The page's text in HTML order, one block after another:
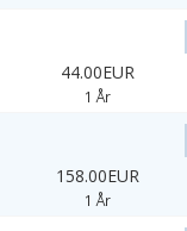
44.00EUR
1 År
158.00EUR
1 År